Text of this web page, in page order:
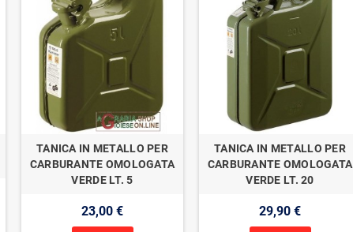
TANICA IN METALLO PER
CARBURANTE OMOLOGATA
VERDE LT. 5
23,00 €
TANICA IN METALLO PER
CARBURANTE OMOLOGATA
VERDE LT. 20
29,90 €